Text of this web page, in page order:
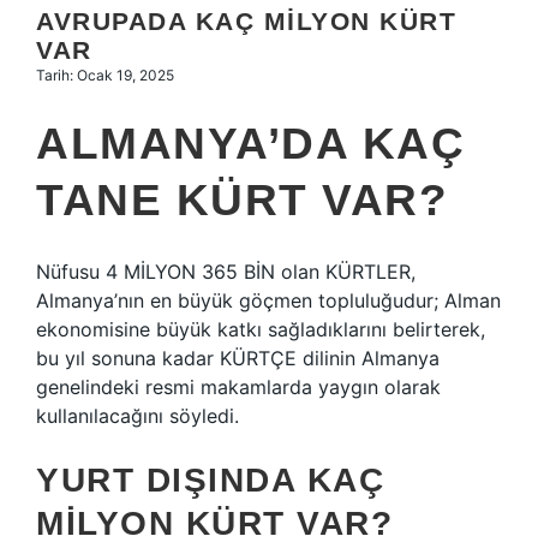
Hakkımızda
AVRUPADA KAÇ MILYON KÜRT
VAR
Tarih: Ocak 19, 2025
ALMANYA’DA KAÇ
TANE KÜRT VAR?
Nüfusu 4 MİLYON 365 BİN olan KÜRTLER,
Almanya’nın en büyük göçmen topluluğudur; Alman
ekonomisine büyük katkı sağladıklarını belirterek,
bu yıl sonuna kadar KÜRTÇE dilinin Almanya
genelindeki resmi makamlarda yaygın olarak
kullanılacağını söyledi.
YURT DIŞINDA KAÇ
MILYON KÜRT VAR?